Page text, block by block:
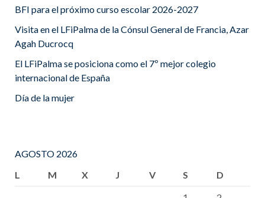
BFI para el próximo curso escolar 2026-2027
Visita en el LFiPalma de la Cónsul General de Francia, Azar
Agah Ducrocq
El LFiPalma se posiciona como el 7º mejor colegio
internacional de España
Día de la mujer
AGOSTO 2026
L
M X J V S
D